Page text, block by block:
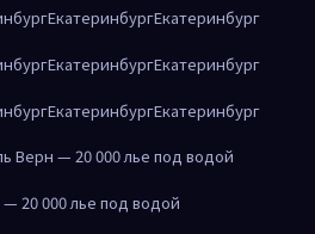
ЕкатеринбургЕкатеринбург
ЕкатеринбургЕкатеринбург
ЕкатеринбургЕкатеринбург
Верн — 20 000 лье под водой
20 000 лье под водой